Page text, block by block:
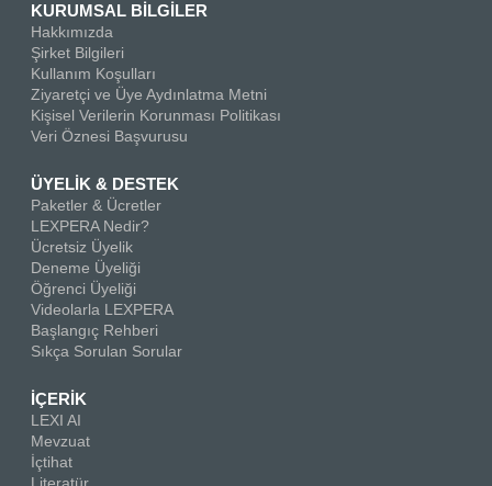
KURUMSAL BİLGİLER
Hakkımızda
Şirket Bilgileri
Kullanım Koşulları
Ziyaretçi ve Üye Aydınlatma Metni
Kişisel Verilerin Korunması Politikası
Veri Öznesi Başvurusu
ÜYELİK & DESTEK
Paketler & Ücretler
LEXPERA Nedir?
Ücretsiz Üyelik
Deneme Üyeliği
Öğrenci Üyeliği
Videolarla LEXPERA
Başlangıç Rehberi
Sıkça Sorulan Sorular
İÇERİK
LEXI AI
Mevzuat
İçtihat